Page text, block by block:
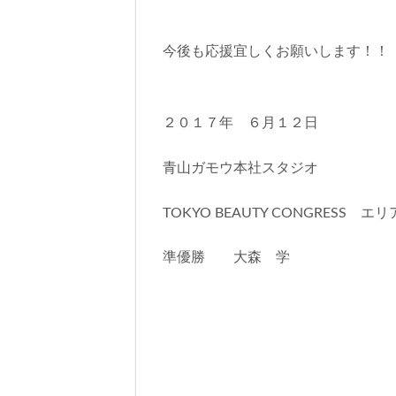
今後も応援宜しくお願いします！！
２０１７年 ６月１２日
青山ガモウ本社スタジオ
TOKYO BEAUTY CONGRESS エリ
準優勝 大森 学